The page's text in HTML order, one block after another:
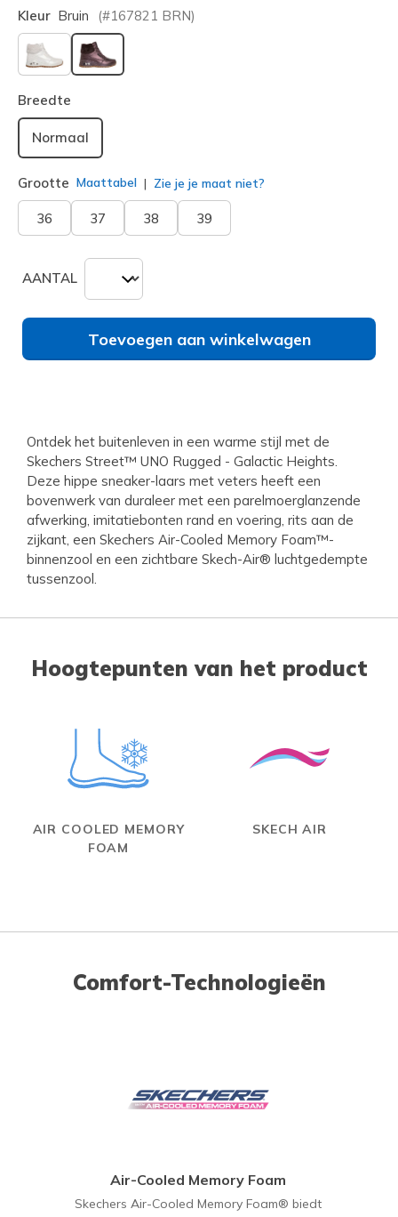
Kleur Bruin (#167821 BRN)
geselecteerd
Breedte
Normaal
Grootte Maattabel Zie je je maat niet?
36 37 38 39
AANTAL
Toevoegen aan winkelwagen
Ontdek het buitenleven in een warme stijl met de
Skechers Street™ UNO Rugged - Galactic Heights.
Deze hippe sneaker-laars met veters heeft een
bovenwerk van duraleer met een parelmoerglanzende
afwerking, imitatiebonten rand en voering, rits aan de
zijkant, een Skechers Air-Cooled Memory Foam™-
binnenzool en een zichtbare Skech-Air® luchtgedempte
tussenzool.
Hoogtepunten van het product
AIR COOLED MEMORY
FOAM
SKECH AIR
Comfort-Technologieën
Air-Cooled Memory Foam
Skechers Air-Cooled Memory Foam® biedt